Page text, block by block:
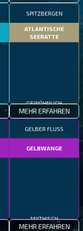
SPITZBERGEN
ATLANTISCHE
SEERATTE
GEWÖHNLICH
MEHR ERFAHREN
GELBER FLUSS
GELBWANGE
MYTHISCH
MEHR ERFAHREN